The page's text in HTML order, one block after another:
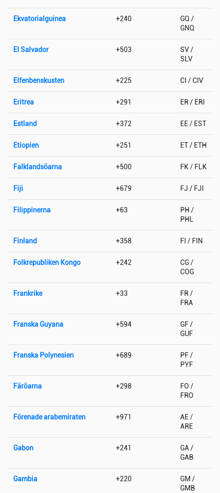
Ekvatorialguinea +240
GQ /
GNQ
El Salvador +503
SV /
SLV
Elfenbenskusten +225 CI / CIV
Eritrea +291 ER / ERI
Estland +372 EE / EST
Etiopien +251 ET / ETH
Falklandsöarna +500 FK / FLK
Fiji +679 FJ / FJI
Filippinerna +63
PH /
PHL
Finland +358 FI / FIN
Folkrepubliken Kongo +242
CG /
COG
Frankrike +33
FR /
FRA
Franska Guyana +594
GF /
GUF
Franska Polynesien +689
PF /
PYF
Färöarna +298
FO /
FRO
Förenade arabemiraten +971
AE /
ARE
Gabon +241
GA /
GAB
Gambia +220
GM /
GMB